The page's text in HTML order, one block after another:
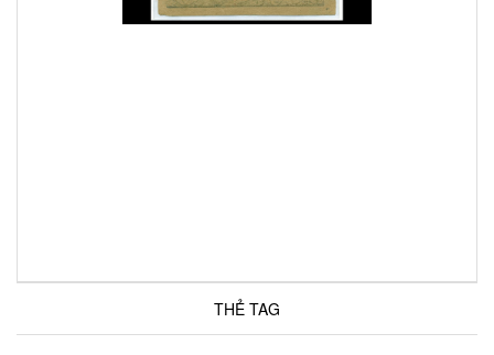
THẺ TAG